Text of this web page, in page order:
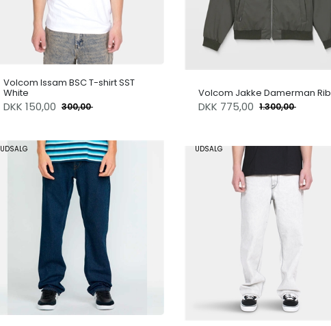
Volcom Issam BSC T-shirt SST
White
DKK 150,00 300,00
Volcom Jakke Damerman Rib
DKK 775,00 1.300,00
UDSALG UDSALG